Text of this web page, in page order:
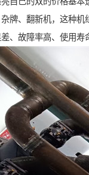
牌、翻新机，这种机
、故障率高、使用寿